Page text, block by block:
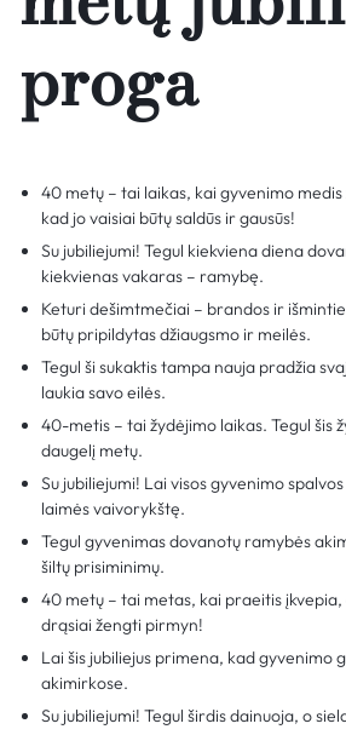
proga
40 metų – tai laikas, kai gyvenimo medis
kad jo vaisiai būtų saldūs ir gausūs!
Su jubiliejumi! Tegul kiekviena diena
kiekvienas vakaras – ramybę.
Keturi dešimtmečiai – brandos ir
būtų pripildytas džiaugsmo ir meilės.
Tegul ši sukaktis tampa nauja pradžia
laukia savo eilės.
40-metis – tai žydėjimo laikas. Tegul šis
daugelį metų.
Su jubiliejumi! Lai visos gyvenimo
laimės vaivorykštę.
Tegul gyvenimas dovanotų ramybės
šiltų prisiminimų.
40 metų – tai metas, kai praeitis
drąsiai žengti pirmyn!
Lai šis jubiliejus primena, kad gyvenimo
akimirkose.
Su jubiliejumi! Tegul širdis dainuoja, o